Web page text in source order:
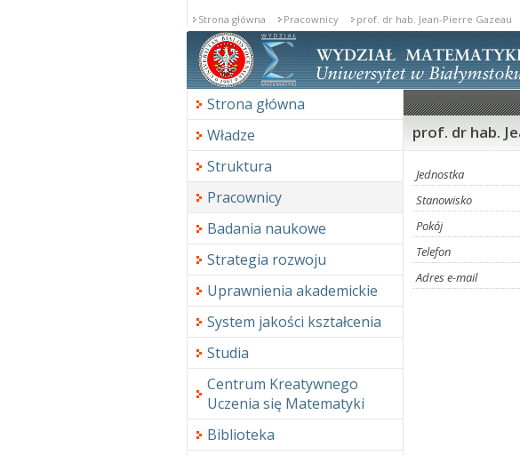
Strona główna Pracownicy prof. dr hab. Jean-Pierre Gazeau
Strona główna
Władze
Struktura
Pracownicy
Badania naukowe
Strategia rozwoju
Uprawnienia akademickie
System jakości kształcenia
Studia
Centrum Kreatywnego
Uczenia się Matematyki
Biblioteka
prof. dr hab.
Jednostka
Stanowisko
Pokój
Telefon
Adres e-mail